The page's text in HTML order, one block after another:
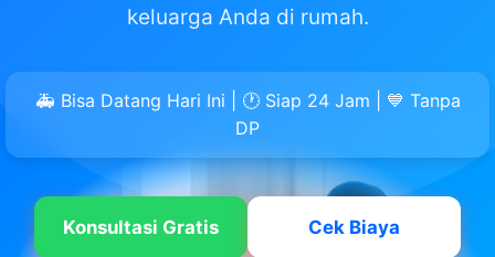
keluarga Anda di rumah.
🚑 Bisa Datang Hari Ini | 🕐 Siap 24 Jam | 💙 Tanpa
DP
Konsultasi Gratis Cek Biaya